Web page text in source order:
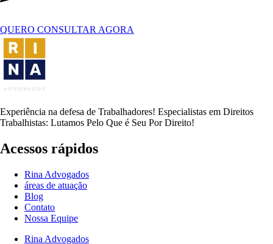
QUERO CONSULTAR AGORA
Experiência na defesa de Trabalhadores! Especialistas em Direitos
Trabalhistas: Lutamos Pelo Que é Seu Por Direito!
Acessos rápidos
Rina Advogados
áreas de atuação
Blog
Contato
Nossa Equipe
Rina Advogados